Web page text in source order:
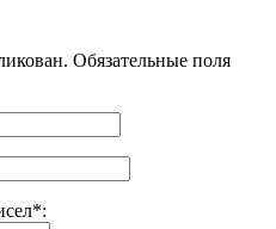
Обязательные поля